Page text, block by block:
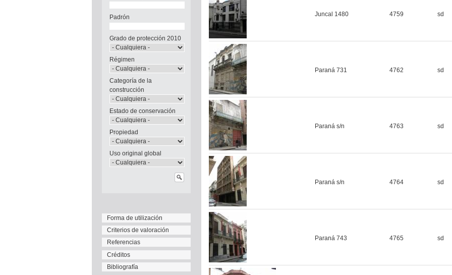
Juncal 1480 4759 sd
Paraná 731 4762 sd
Paraná s/n 4763 sd
Paraná s/n 4764 sd
Paraná 743 4765 sd
Padrón
Grado de protección 2010
Régimen
Categoría de la
construcción
Estado de conservación
Propiedad
Uso original global
Forma de utilización
Criterios de valoración
Referencias
Créditos
Bibliografía